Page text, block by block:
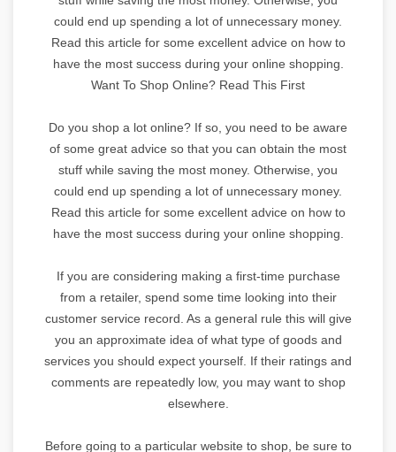
could end up spending a lot of unnecessary money.
Read this article for some excellent advice on how to
have the most success during your online shopping.
Want To Shop Online? Read This First
Do you shop a lot online? If so, you need to be aware
of some great advice so that you can obtain the most
stuff while saving the most money. Otherwise, you
could end up spending a lot of unnecessary money.
Read this article for some excellent advice on how to
have the most success during your online shopping.
If you are considering making a first-time purchase
from a retailer, spend some time looking into their
customer service record. As a general rule this will give
you an approximate idea of what type of goods and
services you should expect yourself. If their ratings and
comments are repeatedly low, you may want to shop
elsewhere.
Before going to a particular website to shop, be sure to